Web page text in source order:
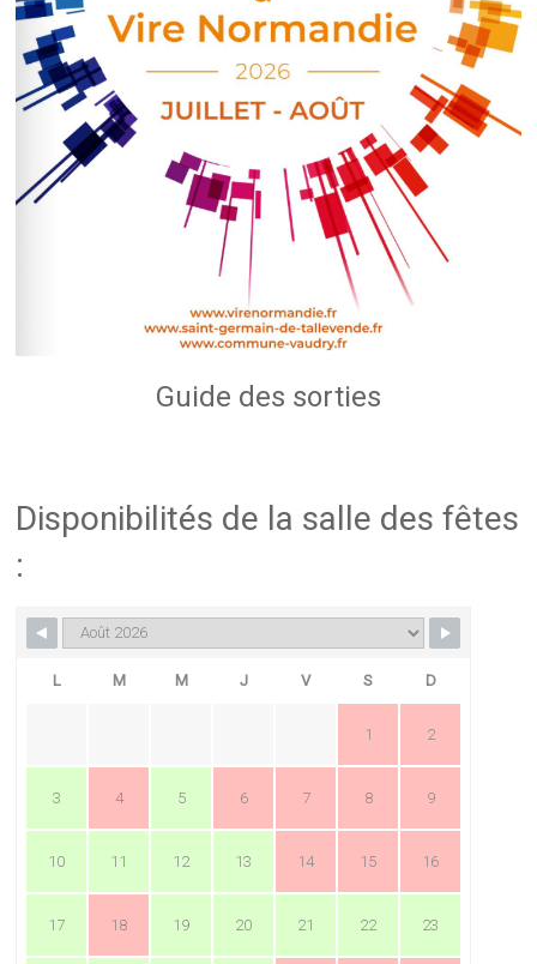
Guide des sorties
Disponibilités de la salle des fêtes
:
L M M J V S D
1 2
3 4 5 6 7 8 9
10 11 12 13 14 15 16
17 18 19 20 21 22 23